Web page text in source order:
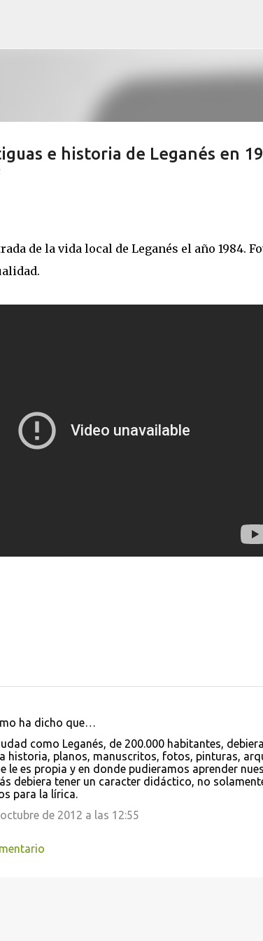
e historia de Leganés en
de la vida local de Leganés el año 1984.
ha dicho que…
como Leganés, de 200.000 habitantes,
historia, planos, manuscritos, fotos, pinturas,
le es propia y en donde pudieramos aprender
debiera tener un caracter didáctico, no
para la lírica.
de 2012 a las 12:55